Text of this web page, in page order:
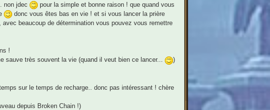
non jdec
pour la simple et bonne raison ! que quand vous
donc vous êtes bas en vie ! et si vous lancer la prière
beaucoup de détermination vous pouvez vous remettre
!
sauve très souvent la vie (quand il veut bien ce lancer...
)
sur le temps de recharge.. donc pas intéressant ! chère
depuis Broken Chain !)